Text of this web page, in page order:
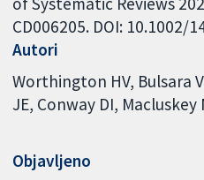
CD006205. DOI: 10.1002/
Autori
Worthington HV Bulsara
JE Conway DI Macluskey
Objavljeno